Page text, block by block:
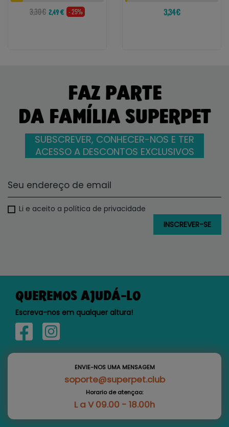
3,30 € 2,49 € - 25% 3,34 €
FAZ PARTE
DA FAMÍLIA SUPERPET
SUBSCREVER, CONHECER-NOS E TER
ACESSO A DESCONTOS EXCLUSIVOS
Li e aceito a política de privacidade
QUEREMOS AJUDÁ-LO
Escreva-nos em qualquer altura!
ENVIE-NOS UMA MENSAGEM
soporte@superpet.club
Horario de atençao:
L a V 09.00 - 18.00h